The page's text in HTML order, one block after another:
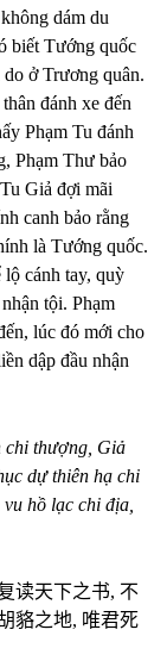
dám du
biết Tướng quốc
ở Trương quân.
đánh xe đến
Phạm Tu đánh
Phạm Thư bảo
Giả đợi mãi
canh bảo rằng
là Tướng quốc.
cánh tay, quỳ
tội. Phạm
lúc đó mới cho
dập đầu nhận
chi thượng, Giả
dự thiên hạ chi
hồ lạc chi địa,
读天下之书, 不
貉之地, 唯君死